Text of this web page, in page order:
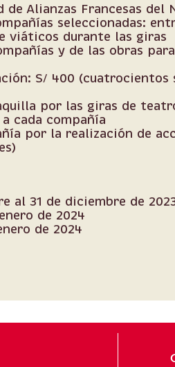
de Alianzas Francesas del
seleccionadas:
viáticos durante las giras
y de las obras
S/ 400 (cuatrocientos
por las giras de
cada compañía
por la realización de
al 31 de diciembre de
de 2024
de 2024